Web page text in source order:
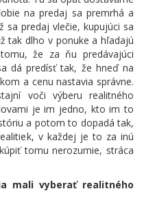
na predaj sa premrhá a
predaj vlečie, kupujúci sa
tak dlho v ponuke a hľadajú
že za ňu predávajúci
dá predísť tak, že hneď na
a cenu nastavia správne.
voči výberu realitného
je im jedno, kto im to
a potom to dopadá tak,
v každej je to za inú
tomu nerozumie, stráca
mali vyberať realitného